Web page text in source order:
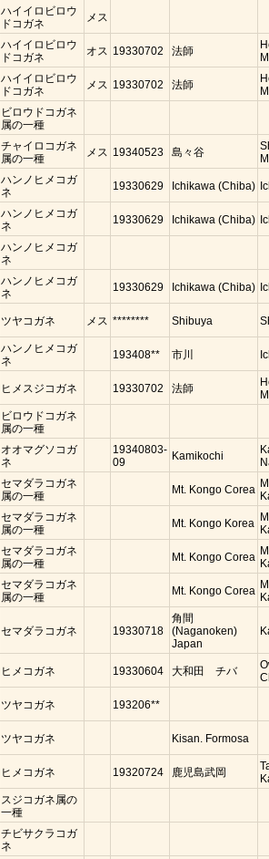
ハイイロビロウ
ドコガネ
メス
ハイイロビロウ
ドコガネ
オス 19330702 法師
ハイイロビロウ
ドコガネ
メス 19330702 法師
ビロウドコガネ
属の一種
チャイロコガネ
属の一種
メス 19340523 島々谷
ハンノヒメコガ
ネ
19330629 Ichikawa (Chiba)
ハンノヒメコガ
ネ
19330629 Ichikawa (Chiba)
ハンノヒメコガ
ネ
ハンノヒメコガ
ネ
19330629 Ichikawa (Chiba)
ツヤコガネ メス ******** Shibuya
ハンノヒメコガ
ネ
193408** 市川
ヒメスジコガネ 19330702 法師
ビロウドコガネ
属の一種
オオマグソコガ
ネ
19340803-
09
Kamikochi
セマダラコガネ
属の一種
Mt. Kongo Corea
セマダラコガネ
属の一種
Mt. Kongo Korea
セマダラコガネ
属の一種
Mt. Kongo Corea
セマダラコガネ
属の一種
Mt. Kongo Corea
セマダラコガネ 19330718
角間
(Naganoken)
Japan
ヒメコガネ 19330604 大和田 チバ
ツヤコガネ 193206**
ツヤコガネ Kisan. Formosa
ヒメコガネ 19320724 鹿児島武岡
スジコガネ属の
一種
チビサクラコガ
ネ